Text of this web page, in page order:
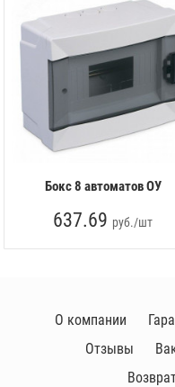
Бокс 8 автоматов ОУ
637.69 руб./шт
О компании
Отзывы